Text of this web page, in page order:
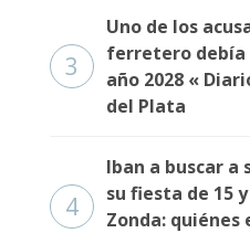
3
Uno de los
ferretero debía
año 2028 «
del Plata
4
Iban a buscar
su fiesta de 15
Zonda: